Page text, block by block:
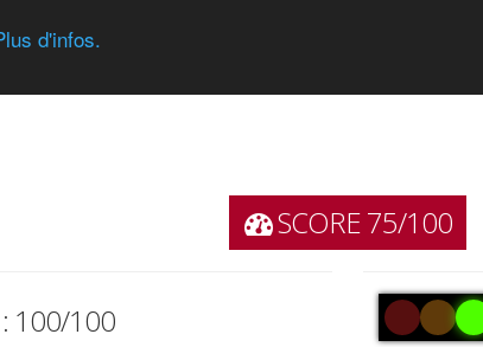
d'infos.
SCORE 75/100
100/100